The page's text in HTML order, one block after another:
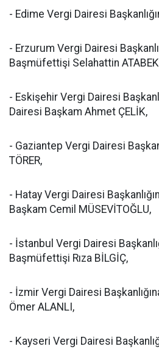
- Edime Vergi Dairesi
- Erzurum Vergi Dairesi
Başmüfettişi Selahattin
- Eskişehir Vergi Dairesi
Dairesi Başkam Ahmet ÇELİK,
- Gaziantep Vergi Dairesi
TÖRER,
- Hatay Vergi Dairesi
Başkam Cemil MÜSEVİTOĞLU,
- İstanbul Vergi Dairesi
Başmüfettişi Rıza BİLGİÇ,
- İzmir Vergi Dairesi
Ömer ALANLI,
- Kayseri Vergi Dairesi